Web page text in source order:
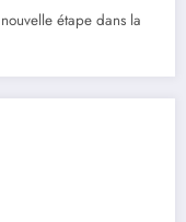
étape dans la